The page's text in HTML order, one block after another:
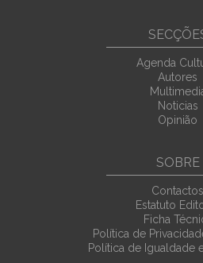
Agenda
Autores
Noticias
Opinião
SOBRE
Contactos
Estatuto
Ficha
Política de
Política de Igualdade